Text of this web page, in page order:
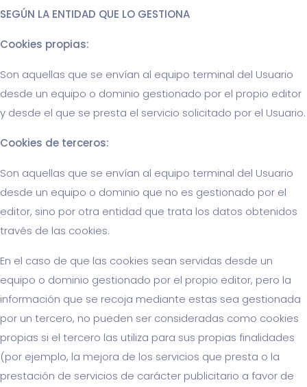
SEGÚN LA ENTIDAD QUE LO GESTIONA
Cookies propias:
Son aquellas que se envían al equipo terminal del Usuario
desde un equipo o dominio gestionado por el propio editor
y desde el que se presta el servicio solicitado por el Usuario.
Cookies de terceros:
Son aquellas que se envían al equipo terminal del Usuario
desde un equipo o dominio que no es gestionado por el
editor, sino por otra entidad que trata los datos obtenidos
través de las cookies.
En el caso de que las cookies sean servidas desde un
equipo o dominio gestionado por el propio editor, pero la
información que se recoja mediante estas sea gestionada
por un tercero, no pueden ser consideradas como cookies
propias si el tercero las utiliza para sus propias finalidades
(por ejemplo, la mejora de los servicios que presta o la
prestación de servicios de carácter publicitario a favor de